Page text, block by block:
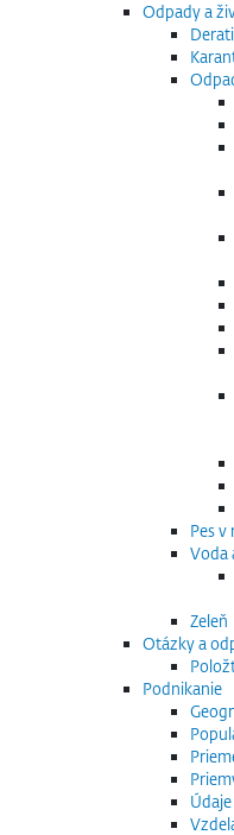
Odpady a
Pes v
Voda
Zeleň
Otázky a
Podnikanie